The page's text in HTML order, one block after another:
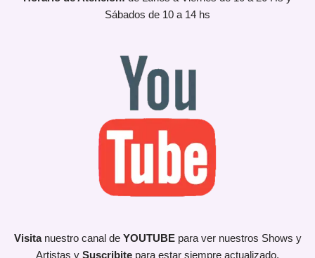
Sábados de 10 a 14 hs
Visita nuestro canal de YOUTUBEpara ver nuestros Shows y
Artistas y Suscribite para estar siempre actualizado.